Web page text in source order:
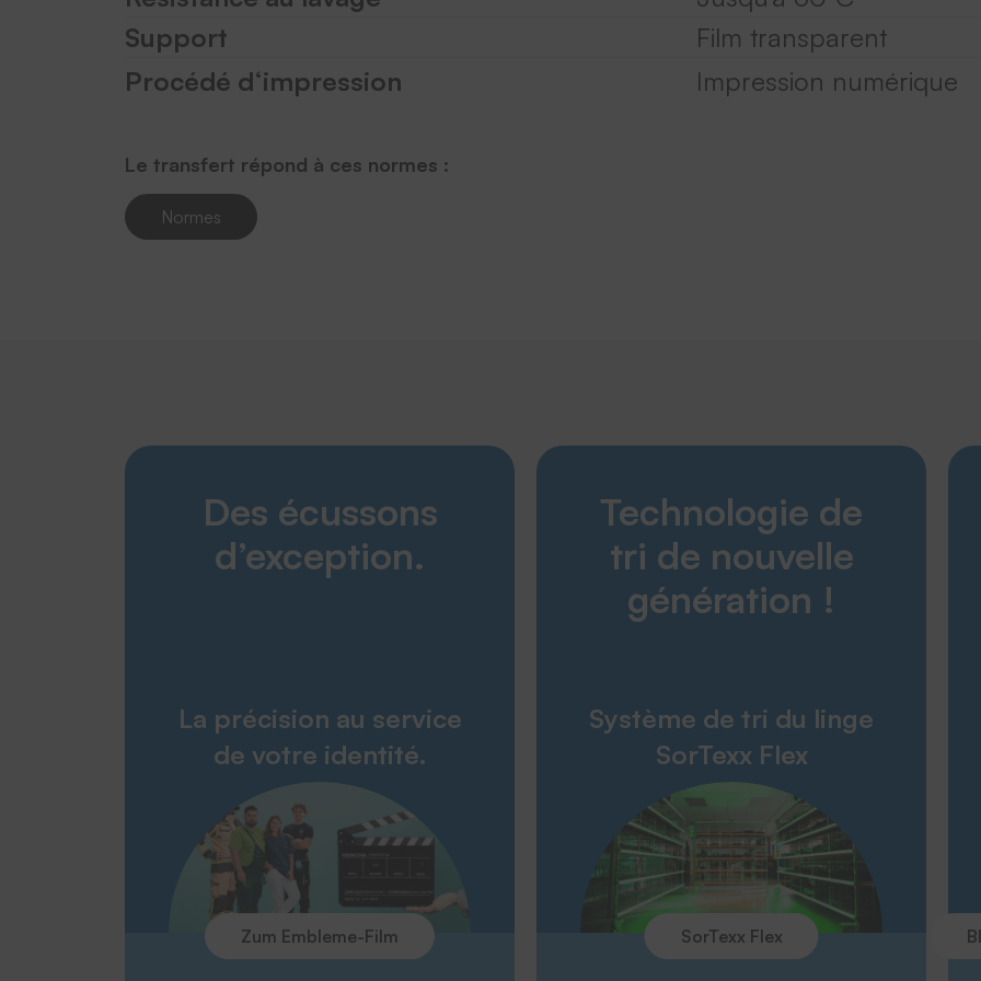
Support
Film transparent
Procédé d‘impression
Impression numérique
Le transfert répond à ces normes :
Normes
Des écussons
d’exception.
La précision au service
de votre identité.
Zum Embleme-Film
Technologie de
tri de nouvelle
génération !
Système de tri du linge
SorTexx Flex
SorTexx Flex
Produits
Entreprise
Service
Politique environnementale
Entreprise
Salons